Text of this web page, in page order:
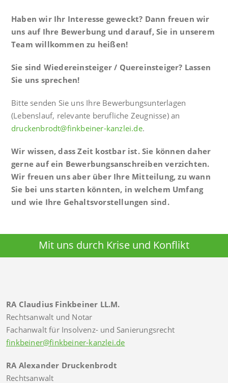
Haben wir Ihr Interesse geweckt? Dann freuen wir
uns auf Ihre Bewerbung und darauf, Sie in unserem
Team willkommen zu heißen!
Sie sind Wiedereinsteiger / Quereinsteiger? Lassen
Sie uns sprechen!
Bitte senden Sie uns Ihre Bewerbungsunterlagen
(Lebenslauf, relevante berufliche Zeugnisse) an
druckenbrodt@finkbeiner-kanzlei.de.
Wir wissen, dass Zeit kostbar ist. Sie können daher
gerne auf ein Bewerbungsanschreiben verzichten.
Wir freuen uns aber über Ihre Mitteilung, zu wann
Sie bei uns starten könnten, in welchem Umfang
und wie Ihre Gehaltsvorstellungen sind.
Mit uns durch Krise und Konflikt
RA Claudius Finkbeiner LL.M.
Rechtsanwalt und Notar
Fachanwalt für Insolvenz- und Sanierungsrecht
finkbeiner@finkbeiner-kanzlei.de
RA Alexander Druckenbrodt
Rechtsanwalt